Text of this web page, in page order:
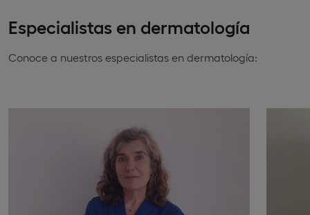
Especialistas en dermatología
Conoce a nuestros especialistas en dermatología: